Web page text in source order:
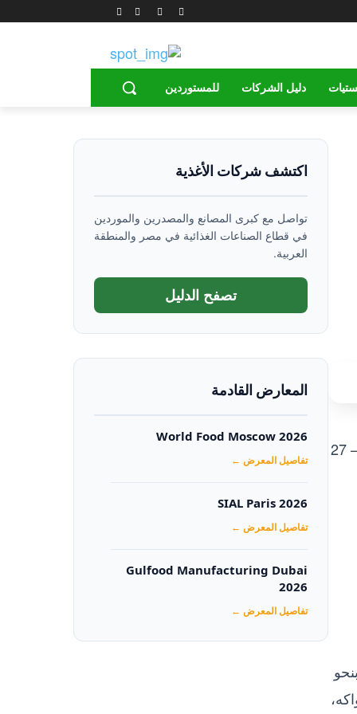
دليل الشركات للمستوردين
أصدر المركز الإعلامي للهيئة القومية لسلامة الغذاء تقريره الأسبوعي الـ 22 لعام 2025، وذلك عن الفترة من 21 – 27
بالهيئة 3150 رسالة بنحو
والفواكه،
اكتشف شركات الأغذية
تواصل مع كبرى المصانع والمصدرين والموردين
في قطاع الصناعات الغذائية في مصر والمنطقة
العربية.
تصفح الدليل
المعارض القادمة
World Food Moscow 2026
تفاصيل المعرض ←
SIAL Paris 2026
تفاصيل المعرض ←
Gulfood Manufacturing Dubai
2026‏
تفاصيل المعرض ←